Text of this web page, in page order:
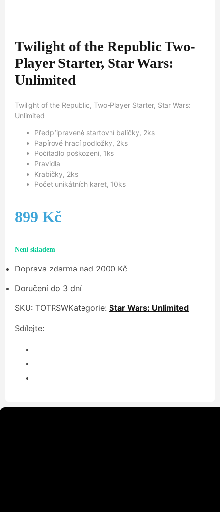
Twilight of the Republic Two-
Player Starter, Star Wars:
Unlimited
Twilight of the Republic, Two-Player Starter, Star Wars:
Unlimited
Předpřipravené startovní balíčky, 2ks
Papírové hrací podložky, 2ks
Počítadlo poškození, 1ks
Pravidla
Krabičky, 2ks
Počet unikátních karet, 10ks
899 Kč
Není skladem
Doprava zdarma nad 2000 Kč
Doručení do 3 dní
SKU: TOTRSWKategorie: Star Wars: Unlimited
Sdílejte: